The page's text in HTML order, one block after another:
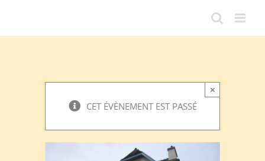
CET ÉVÈNEMENT EST PASSÉ
×